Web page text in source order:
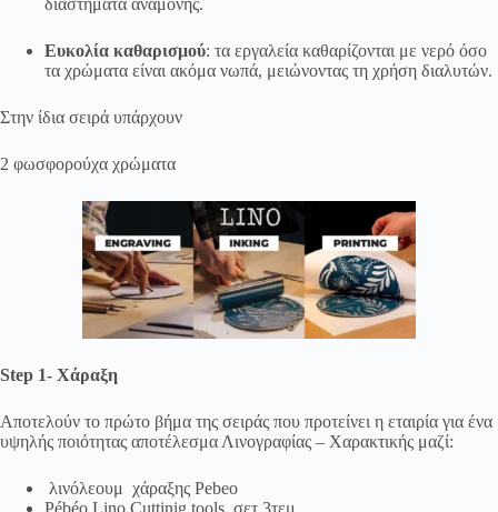
διαστήματα αναμονής.
Ευκολία καθαρισμού: τα εργαλεία καθαρίζονται με νερό όσο
τα χρώματα είναι ακόμα νωπά, μειώνοντας τη χρήση διαλυτών.
Στην ίδια σειρά υπάρχουν
2 φωσφορούχα χρώματα
Step 1- Χάραξη
Αποτελούν το πρώτο βήμα της σειράς που προτείνει η εταιρία για ένα
υψηλής ποιότητας αποτέλεσμα Λινογραφίας – Χαρακτικής μαζί:
λινόλεουμ χάραξης Pebeo